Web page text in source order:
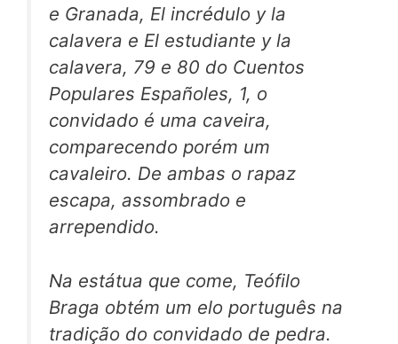
e Granada, El incrédulo y la
calavera e El estudiante y la
calavera, 79 e 80 do Cuentos
Populares Españoles, 1, o
convidado é uma caveira,
comparecendo porém um
cavaleiro. De ambas o rapaz
escapa, assombrado e
arrependido.
Na estátua que come, Teófilo
Braga obtém um elo português na
tradição do convidado de pedra.